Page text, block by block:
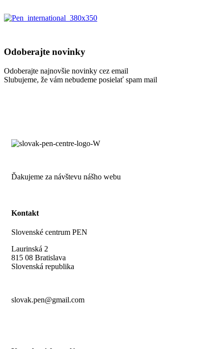
Odoberajte novinky
Odoberajte najnovšie novinky cez email
Slubujeme, že vám nebudeme posielať spam mail
Ďakujeme za návštevu nášho webu
Kontakt
Slovenské centrum PEN
Laurinská 2
815 08 Bratislava
Slovenská republika
slovak.pen@gmail.com